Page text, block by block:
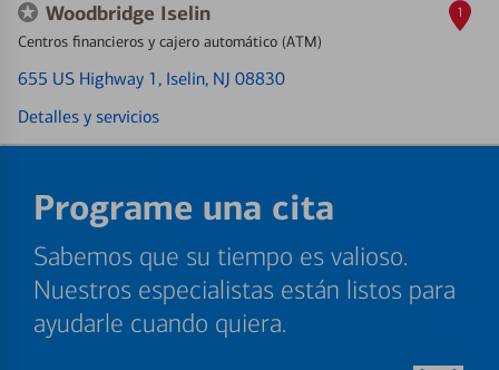
Woodbridge Iselin
Centros financieros y cajero automático (ATM)
655 US Highway 1 , Iselin, NJ 08830
Detalles y servicios
1
Programe una cita
Sabemos que su tiempo es valioso.
Nuestros especialistas están listos para
ayudarle cuando quiera.